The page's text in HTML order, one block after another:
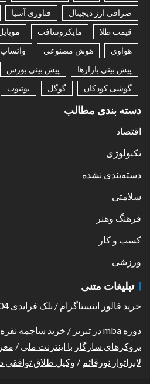
صرافی ارز دیجیتال
فناوری آسیا
قیمت طلا
مایکروسافت
هواوی
هوش مصنوعی واتساپ
پیش بینی بازارها
پیش بینی بورس
گوشی کودکان
گوگل یوتیوب
دسته بندی مطالب
اقتصاد
تکنولوژی
دسته‌بندی نشده
سلامتی
فرهنگ وهنر
کسب و کار
ورزشی
تبلیغات متنی
خرید فالور اینستاگرام / بلک فرایدی 1404 جوشن گلد
دوره mba در تبریز / خرید ساچمه
بروکرهای سازگار با اینترنت ملی /
لابراتوار نورقائم / وکیل طلاق توافقی